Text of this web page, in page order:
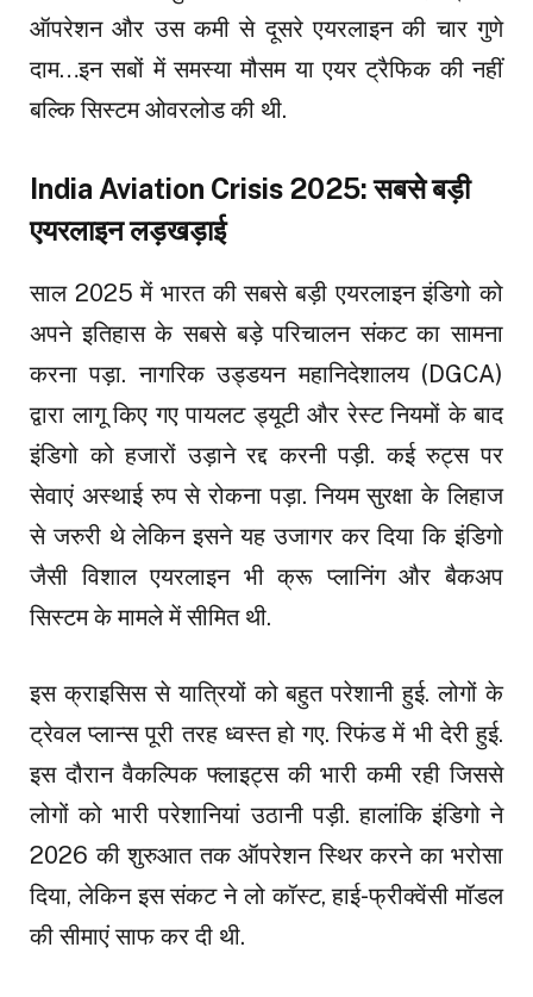
ऑपरेशन और उस कमी से दूसरे एयरलाइन की चार गुणे
दाम…इन सबों में समस्या मौसम या एयर ट्रैफिक की नहीं
बल्कि सिस्टम ओवरलोड की थी.
India Aviation Crisis 2025: सबसे बड़ी
एयरलाइन लड़खड़ाई
साल 2025 में भारत की सबसे बड़ी एयरलाइन इंडिगो को
अपने इतिहास के सबसे बड़े परिचालन संकट का सामना
करना पड़ा. नागरिक उड्डयन महानिदेशालय (DGCA)
द्वारा लागू किए गए पायलट ड्यूटी और रेस्ट नियमों के बाद
इंडिगो को हजारों उड़ाने रद्द करनी पड़ी. कई रुट्स पर
सेवाएं अस्थाई रुप से रोकना पड़ा. नियम सुरक्षा के लिहाज
से जरुरी थे लेकिन इसने यह उजागर कर दिया कि इंडिगो
जैसी विशाल एयरलाइन भी क्रू प्लानिंग और बैकअप
सिस्टम के मामले में सीमित थी.
इस क्राइसिस से यात्रियों को बहुत परेशानी हुई. लोगों के
ट्रेवल प्लान्स पूरी तरह ध्वस्त हो गए. रिफंड में भी देरी हुई.
इस दौरान वैकल्पिक फ्लाइट्स की भारी कमी रही जिससे
लोगों को भारी परेशानियां उठानी पड़ी. हालांकि इंडिगो ने
2026 की शुरुआत तक ऑपरेशन स्थिर करने का भरोसा
दिया, लेकिन इस संकट ने लो कॉस्ट, हाई-फ्रीक्वेंसी मॉडल
की सीमाएं साफ कर दी थी.